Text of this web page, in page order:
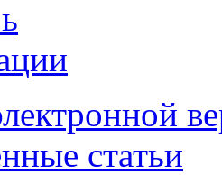
статьи